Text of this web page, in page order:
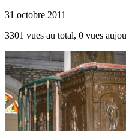
31 octobre 2011
3301 vues au total, 0 vues